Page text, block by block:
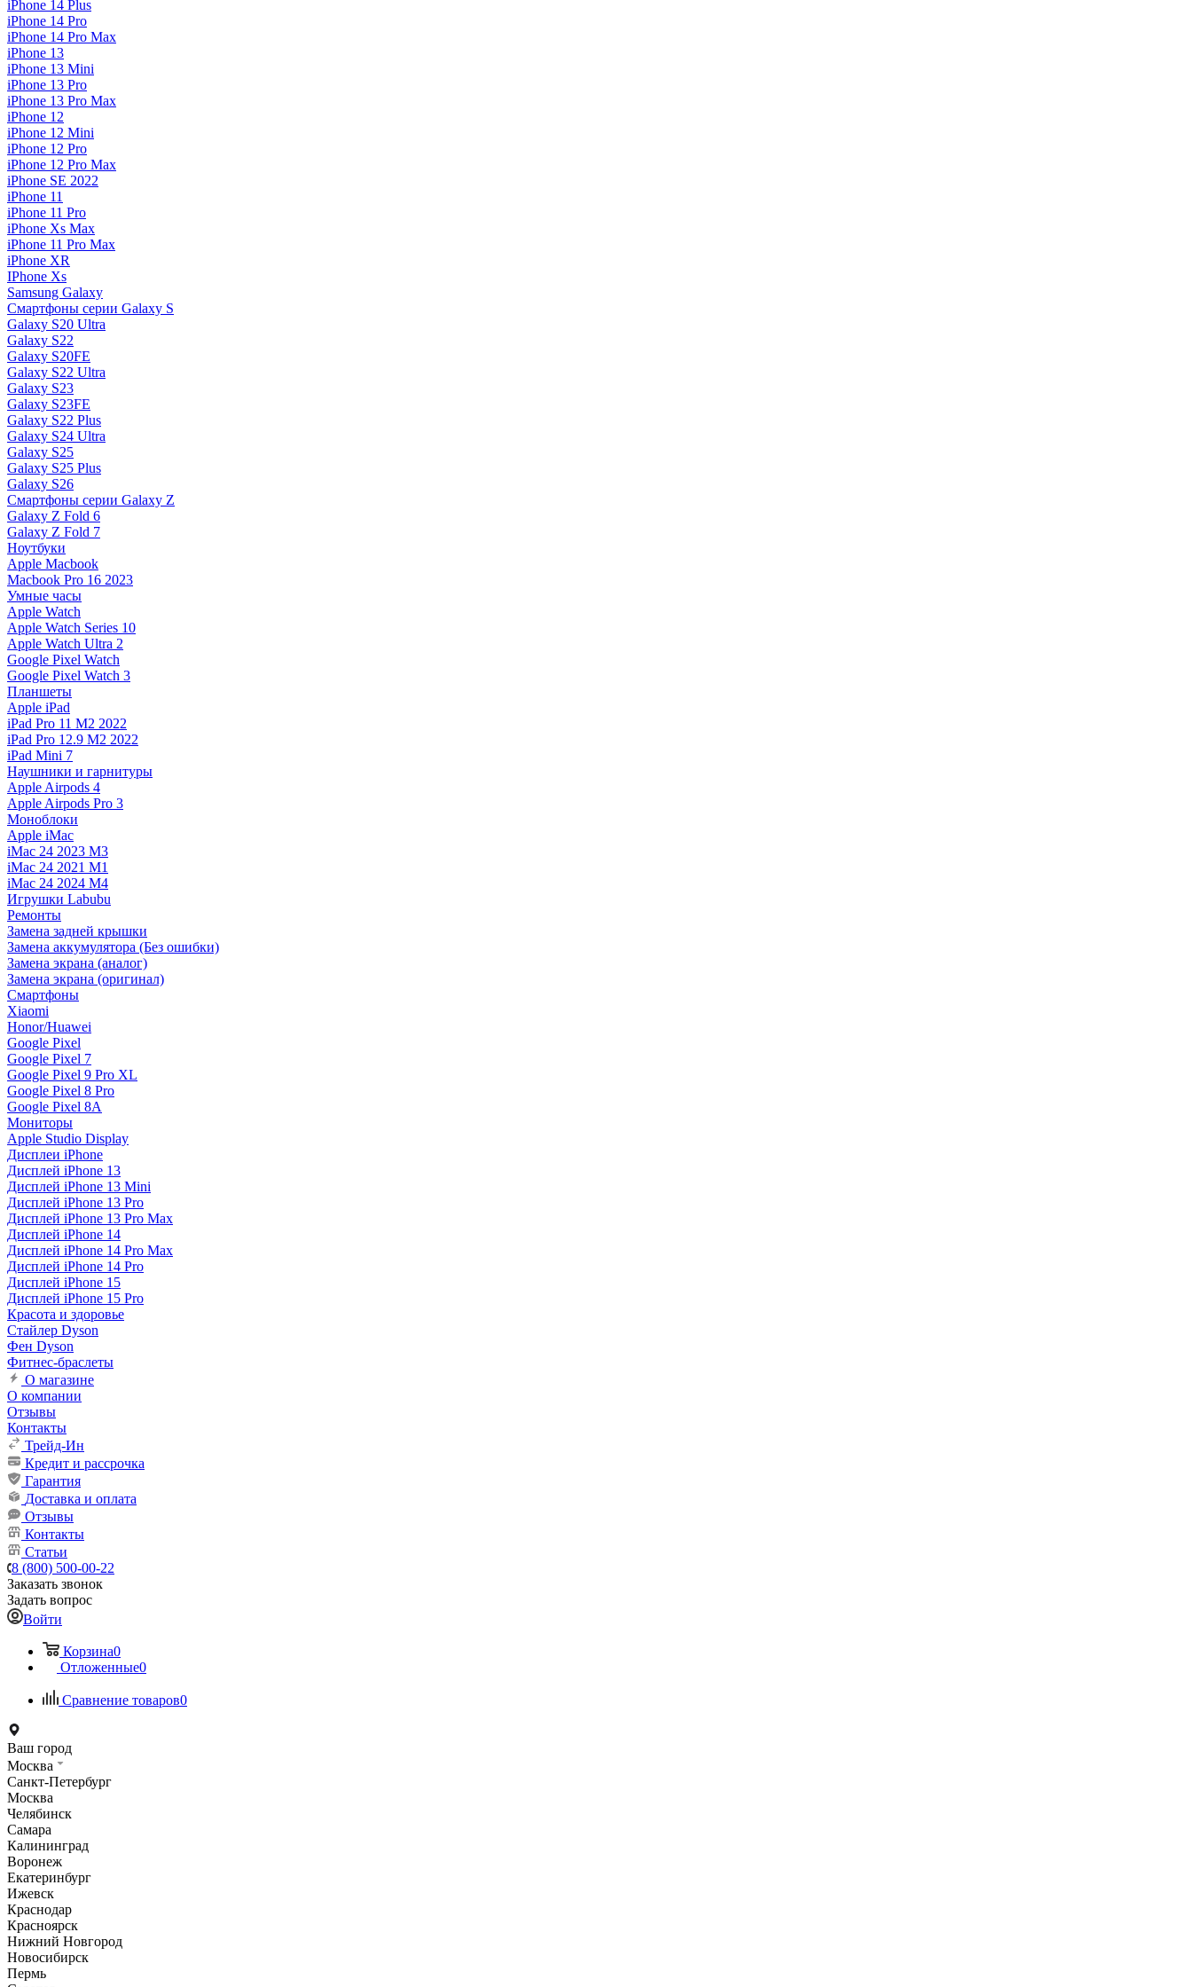
iPhone 14 Plus
iPhone 14 Pro
iPhone 14 Pro Max
iPhone 13
iPhone 13 Mini
iPhone 13 Pro
iPhone 13 Pro Max
iPhone 12
iPhone 12 Mini
iPhone 12 Pro
iPhone 12 Pro Max
iPhone SE 2022
iPhone 11
iPhone 11 Pro
iPhone Xs Max
iPhone 11 Pro Max
iPhone XR
IPhone Xs
Samsung Galaxy
Смартфоны серии Galaxy S
Galaxy S20 Ultra
Galaxy S22
Galaxy S20FE
Galaxy S22 Ultra
Galaxy S23
Galaxy S23FE
Galaxy S22 Plus
Galaxy S24 Ultra
Galaxy S25
Galaxy S25 Plus
Galaxy S26
Смартфоны серии Galaxy Z
Galaxy Z Fold 6
Galaxy Z Fold 7
Ноутбуки
Apple Macbook
Macbook Pro 16 2023
Умные часы
Apple Watch
Apple Watch Series 10
Apple Watch Ultra 2
Google Pixel Watch
Google Pixel Watch 3
Планшеты
Apple iPad
iPad Pro 11 M2 2022
iPad Pro 12.9 M2 2022
iPad Mini 7
Наушники и гарнитуры
Apple Airpods 4
Apple Airpods Pro 3
Моноблоки
Apple iMac
iMac 24 2023 M3
iMac 24 2021 M1
iMac 24 2024 M4
Игрушки Labubu
Ремонты
Замена задней крышки
Замена аккумулятора (Без ошибки)
Замена экрана (аналог)
Замена экрана (оригинал)
Смартфоны
Xiaomi
Honor/Huawei
Google Pixel
Google Pixel 7
Google Pixel 9 Pro XL
Google Pixel 8 Pro
Google Pixel 8A
Мониторы
Apple Studio Display
Дисплеи iPhone
Дисплей iPhone 13
Дисплей iPhone 13 Mini
Дисплей iPhone 13 Pro
Дисплей iPhone 13 Pro Max
Дисплей iPhone 14
Дисплей iPhone 14 Pro Max
Дисплей iPhone 14 Pro
Дисплей iPhone 15
Дисплей iPhone 15 Pro
Красота и здоровье
Стайлер Dyson
Фен Dyson
Фитнес-браслеты
О магазине
О компании
Отзывы
Контакты
Трейд-Ин
Кредит и рассрочка
Гарантия
Доставка и оплата
Отзывы
Контакты
Статьи
8 (800) 500-00-22
Заказать звонок
Задать вопрос
Войти
Корзина0
Отложенные0
Сравнение товаров0
Ваш город
Москва
Санкт-Петербург
Москва
Челябинск
Самара
Калининград
Воронеж
Екатеринбург
Ижевск
Краснодар
Красноярск
Нижний Новгород
Новосибирск
Пермь